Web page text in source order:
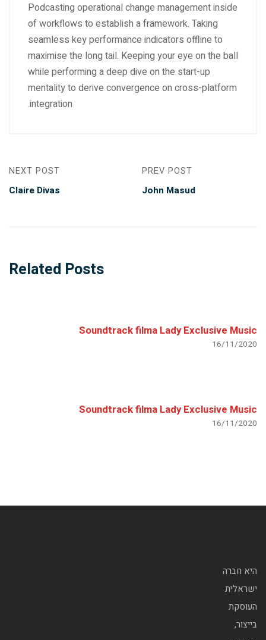
Podcasting operational change management inside
of workflows to establish a framework. Taking
seamless key performance indicators offline to
maximise the long tail. Keeping your eye on the ball
while performing a deep dive on the start-up
mentality to derive convergence on cross-platform
integration.
PREV POST
John Masud
NEXT POST
Claire Divas
Related Posts
Soundtrack filma Lady Exclusive Music
16/11/2020
Soundtrack filma Lady Exclusive Music
16/11/2020
היא חברה
ישראלית
העוסקת
בייצור,